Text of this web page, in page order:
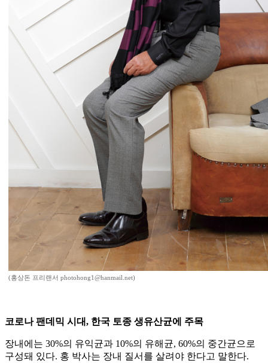
(홍상돈 프리랜서 photohong1@hanmail.net)
코로나 팬데믹 시대, 한국 토종 생유산균에 주목
장내에는 30%의 유익균과 10%의 유해균, 60%의 중간균으로
구성돼 있다. 홍 박사는 장내 질서를 살려야 한다고 말한다.